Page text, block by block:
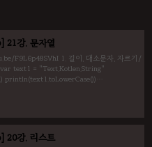
21강. 문자열
F9L6p48SVhI 1. 길이, 대소문자, 자르기/
text1 = "Text.Kotlen.String"
println(text1.toLowerCase())
var text2 = text1.split(".")
배열을 말합니다. 따라서 text1과 te..
20강. 리스트